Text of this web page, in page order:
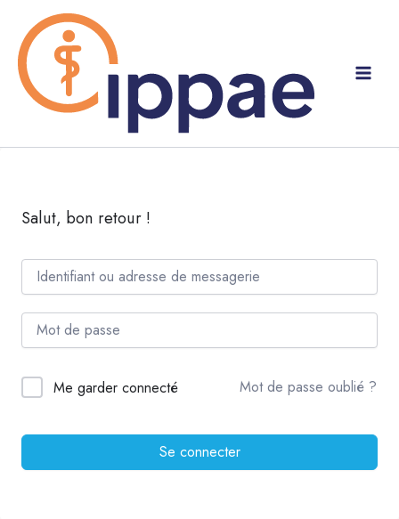
contenu
Salut, bon retour !
Me garder connecté Mot de passe oublié ?
Se connecter